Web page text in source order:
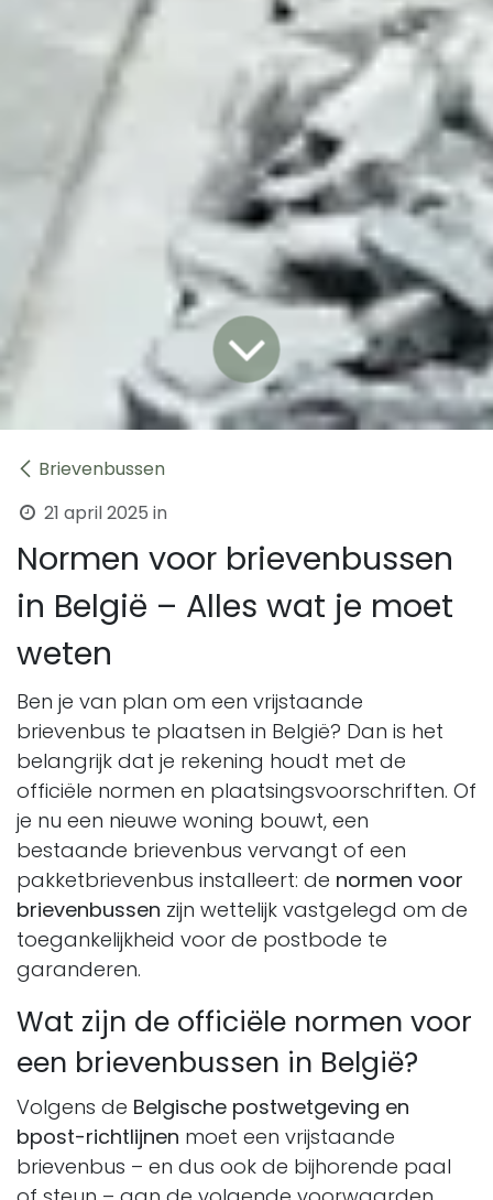
Brievenbussen
21 april 2025 in
Normen voor brievenbussen
in België – Alles wat je moet
weten
Ben je van plan om een vrijstaande
brievenbus te plaatsen in België? Dan is het
belangrijk dat je rekening houdt met de
officiële normen en plaatsingsvoorschriften. Of
je nu een nieuwe woning bouwt, een
bestaande brievenbus vervangt of een
pakketbrievenbus installeert: de normen voor
brievenbussen zijn wettelijk vastgelegd om de
toegankelijkheid voor de postbode te
garanderen.
Wat zijn de officiële normen voor
een brievenbussen in België?
Volgens de Belgische postwetgeving en
bpost-richtlijnen moet een vrijstaande
brievenbus – en dus ook de bijhorende paal